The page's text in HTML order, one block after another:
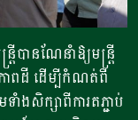
ត្រីបានណែនាំឱ្យមន្ត្រី
ពដី ដើម្បីកំណត់ពី
ាំងសិក្សាពីការតភ្ជាប់